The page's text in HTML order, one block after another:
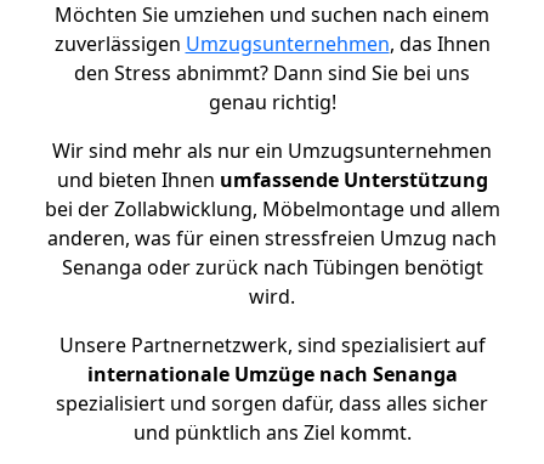
Möchten Sie umziehen und suchen nach einem
zuverlässigen Umzugsunternehmen, das Ihnen
den Stress abnimmt? Dann sind Sie bei uns
genau richtig!
Wir sind mehr als nur ein Umzugsunternehmen
und bieten Ihnen umfassende Unterstützung
bei der Zollabwicklung, Möbelmontage und allem
anderen, was für einen stressfreien Umzug nach
Senanga oder zurück nach Tübingen benötigt
wird.
Unsere Partnernetzwerk, sind spezialisiert auf
internationale Umzüge nach Senanga
spezialisiert und sorgen dafür, dass alles sicher
und pünktlich ans Ziel kommt.